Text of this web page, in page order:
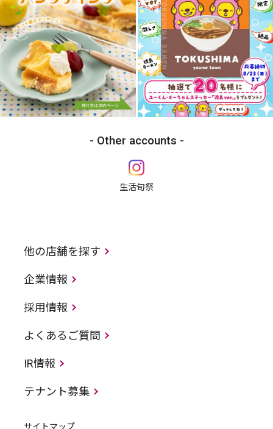
Other accounts
生活旬祭
他の店舗を探す
企業情報
採用情報
よくあるご質問
IR情報
テナント募集
サイトマップ